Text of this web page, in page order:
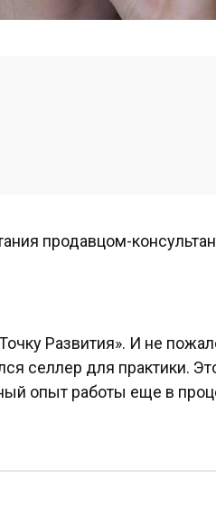
продавцом-
Развития». И не
селлер для практики.
опыт работы еще в